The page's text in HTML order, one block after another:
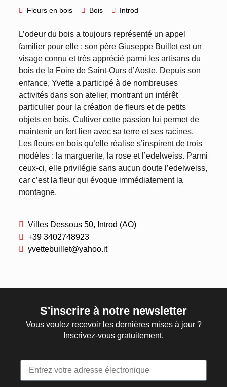
Fleurs en bois Bois Introd
L’odeur du bois a toujours représenté un appel
familier pour elle : son père Giuseppe Buillet est un
visage connu et très apprécié parmi les artisans du
bois de la Foire de Saint-Ours d’Aoste. Depuis son
enfance, Yvette a participé à de nombreuses
activités dans son atelier, montrant un intérêt
particulier pour la création de fleurs et de petits
objets en bois. Cultiver cette passion lui permet de
maintenir un fort lien avec sa terre et ses racines.
Les fleurs en bois qu’elle réalise s’inspirent de trois
modèles : la marguerite, la rose et l’edelweiss. Parmi
ceux-ci, elle privilégie sans aucun doute l’edelweiss,
car c’est la fleur qui évoque immédiatement la
montagne.
Villes Dessous 50, Introd (AO)
+39 3402748923
yvettebuillet@yahoo.it
S'inscrire à notre newsletter
Vous voulez recevoir les dernières mises à jour ?
Inscrivez-vous gratuitement.